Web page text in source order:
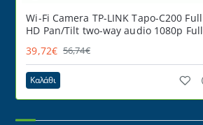
Wi-Fi Camera TP-LINK Tapo-C200 Full
HD Pan/Tilt two-way audio 1080p Full
39,72€ 56,74€
Καλάθι